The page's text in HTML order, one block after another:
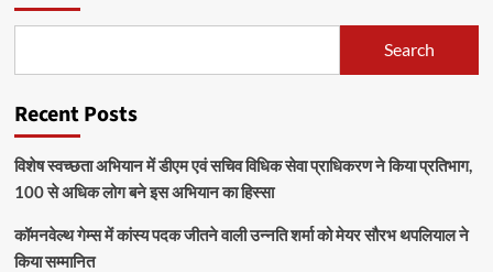
Search
Recent Posts
विशेष स्वच्छता अभियान में डीएम एवं सचिव विधिक सेवा प्राधिकरण ने किया प्रतिभाग,
100 से अधिक लोग बने इस अभियान का हिस्सा
कॉमनवेल्थ गेम्स में कांस्य पदक जीतने वाली उन्नति शर्मा को मेयर सौरभ थपलियाल ने
किया सम्मानित